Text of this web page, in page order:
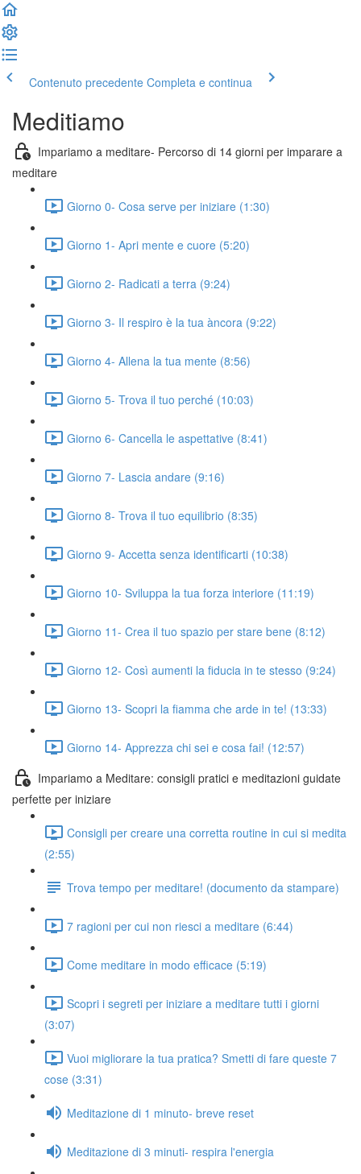
Contenuto precedente Completa e continua
Meditiamo
Impariamo a meditare- Percorso di 14 giorni per imparare a
meditare
Giorno 0- Cosa serve per iniziare (1:30)
Giorno 1- Apri mente e cuore (5:20)
Giorno 2- Radicati a terra (9:24)
Giorno 3- Il respiro è la tua àncora (9:22)
Giorno 4- Allena la tua mente (8:56)
Giorno 5- Trova il tuo perché (10:03)
Giorno 6- Cancella le aspettative (8:41)
Giorno 7- Lascia andare (9:16)
Giorno 8- Trova il tuo equilibrio (8:35)
Giorno 9- Accetta senza identificarti (10:38)
Giorno 10- Sviluppa la tua forza interiore (11:19)
Giorno 11- Crea il tuo spazio per stare bene (8:12)
Giorno 12- Così aumenti la fiducia in te stesso (9:24)
Giorno 13- Scopri la fiamma che arde in te! (13:33)
Giorno 14- Apprezza chi sei e cosa fai! (12:57)
Impariamo a Meditare: consigli pratici e meditazioni guidate
perfette per iniziare
Consigli per creare una corretta routine in cui si medita
(2:55)
Trova tempo per meditare! (documento da stampare)
7 ragioni per cui non riesci a meditare (6:44)
Come meditare in modo efficace (5:19)
Scopri i segreti per iniziare a meditare tutti i giorni
(3:07)
Vuoi migliorare la tua pratica? Smetti di fare queste 7
cose (3:31)
Meditazione di 1 minuto- breve reset
Meditazione di 3 minuti- respira l'energia